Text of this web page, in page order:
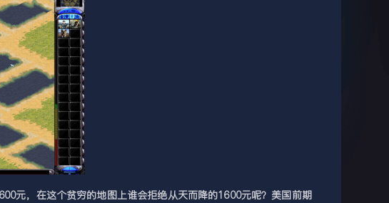
元，在这个贫穷的地图上谁会拒绝从天而降的1600元呢？美国前期